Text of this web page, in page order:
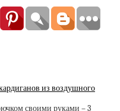
из воздушного